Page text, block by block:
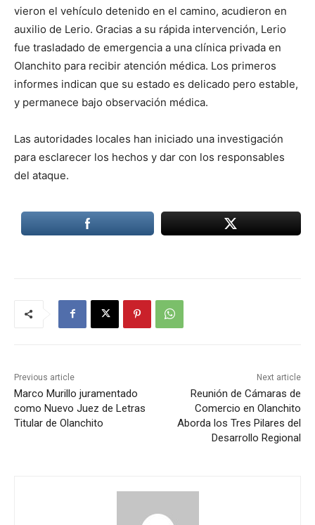
vieron el vehículo detenido en el camino, acudieron en
auxilio de Lerio. Gracias a su rápida intervención, Lerio
fue trasladado de emergencia a una clínica privada en
Olanchito para recibir atención médica. Los primeros
informes indican que su estado es delicado pero estable,
y permanece bajo observación médica.
Las autoridades locales han iniciado una investigación
para esclarecer los hechos y dar con los responsables
del ataque.
Previous article
Marco Murillo juramentado
como Nuevo Juez de Letras
Titular de Olanchito
Next article
Reunión de Cámaras de
Comercio en Olanchito
Aborda los Tres Pilares del
Desarrollo Regional